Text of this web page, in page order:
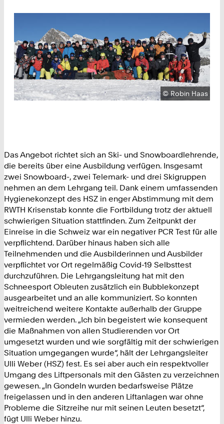
Urheberrecht:
©Robin Haas
Das Angebot richtet sich an Ski- und Snowboardlehrende,
die bereits über eine Ausbildung verfügen. Insgesamt
zwei Snowboard-, zwei Telemark- und drei Skigruppen
nehmen an dem Lehrgang teil. Dank einem umfassenden
Hygienekonzept des HSZ in enger Abstimmung mit dem
RWTH Krisenstab konnte die Fortbildung trotz der aktuell
schwierigen Situation stattfinden. Zum Zeitpunkt der
Einreise in die Schweiz war ein negativer PCR Test für alle
verpflichtend. Darüber hinaus haben sich alle
Teilnehmenden und die Ausbilderinnen und Ausbilder
verpflichtet vor Ort regelmäßig Covid-19 Selbsttest
durchzuführen. Die Lehrgangsleitung hat mit den
Schneesport Obleuten zusätzlich ein Bubblekonzept
ausgearbeitet und an alle kommuniziert. So konnten
weitreichend weitere Kontakte außerhalb der Gruppe
vermieden werden. „Ich bin begeistert wie konsequent
die Maßnahmen von allen Studierenden vor Ort
umgesetzt wurden und wie sorgfältig mit der schwierigen
Situation umgegangen wurde“, hält der Lehrgangsleiter
Ulli Weber (HSZ) fest. Es sei aber auch ein respektvoller
Umgang des Liftpersonals mit den Gästen zu verzeichnen
gewesen. „In Gondeln wurden bedarfsweise Plätze
freigelassen und in den anderen Liftanlagen war ohne
Probleme die Sitzreihe nur mit seinen Leuten besetzt“,
fügt Ulli Weber hinzu.